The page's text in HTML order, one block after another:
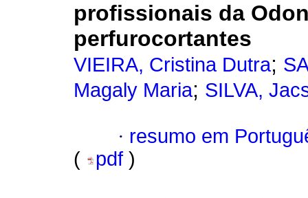
profissionais da
perfurocortantes
VIEIRA, Cristina Dutra;
Magaly Maria; SILVA,
· resumo em
(
pdf )